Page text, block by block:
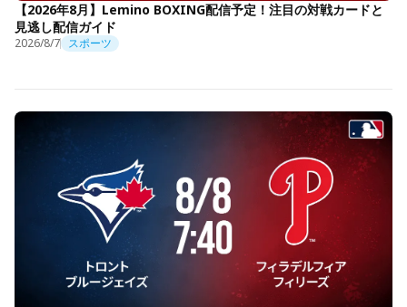
【2026年8月】Lemino BOXING配信予定！注目の対戦カードと
見逃し配信ガイド
2026/8/7 スポーツ